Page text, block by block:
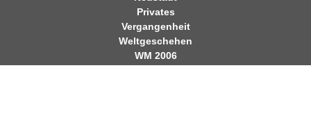
Privates
Vergangenheit
Weltgeschehen
WM 2006